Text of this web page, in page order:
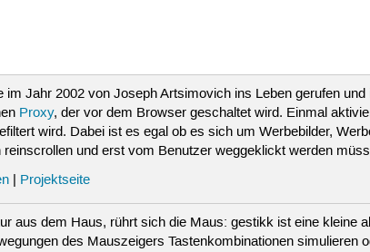
im Jahr 2002 von Joseph Artsimovich ins Leben gerufen
Proxy, der vor dem Browser geschaltet wird. Einmal
wird. Dabei ist es egal ob es sich um Werbebilder,
reinscrollen und erst vom Benutzer weggeklickt werden
| Projektseite
aus dem Haus, rührt sich die Maus: gestikk ist eine kleine
des Mauszeigers Tastenkombinationen